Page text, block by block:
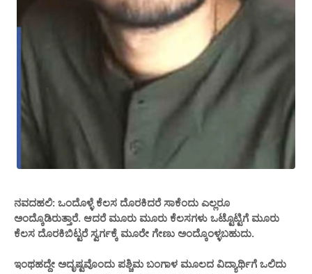
ನವದಹಲಿ: ಒಂದೊಳ್ಳೆ ಕೆಲಸ ದೊರಕಿದರೆ ಸಾಕೆಂದು ಎಲ್ಲರೂ
ಅಂದ್ಕೊಡಿರುತ್ತಾರೆ. ಆದರೆ ಮೂರು ಮೂರು ಕೆಲಸಗಳು ಒಟ್ಟೊಟ್ಟಿಗೆ ಮೂರು
ಕೆಲಸ ದೊರಕಿಬಿಟ್ಟರೆ ಸ್ವರ್ಗಕ್ಕೆ ಮೂರೇ ಗೇಣು ಅಂದ್ಕೊಂಳ್ಳಬಹುದು.
ಇಂಥಹದ್ದೇ ಅದೃಷ್ಟವೊಂದು ಪಶ್ಚಿಮ ಬಂಗಾಳ ಮೂಲದ ವಿದ್ಯಾರ್ಥಿಗೆ ಒಲಿದು